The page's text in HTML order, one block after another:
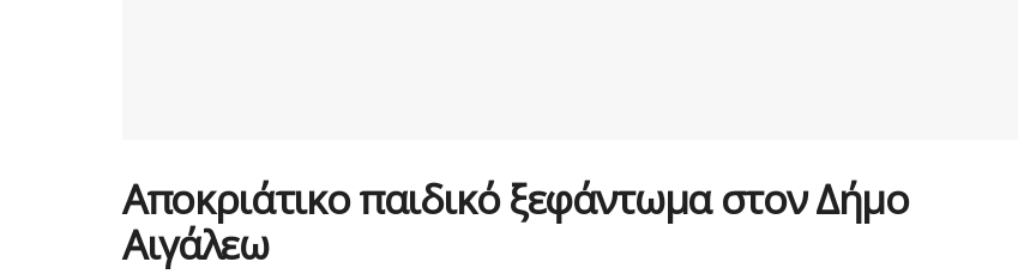
Αποκριάτικο παιδικό ξεφάντωμα στον Δήμο
Αιγάλεω